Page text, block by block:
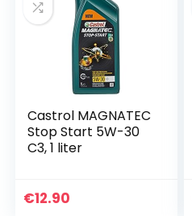
Castrol MAGNATEC
Stop Start 5W-30
C3, 1 liter
€12.90